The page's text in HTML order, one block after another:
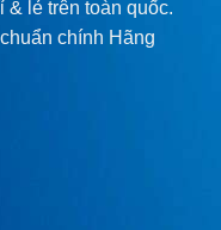
lẻ trên toàn quốc.
chính Hãng